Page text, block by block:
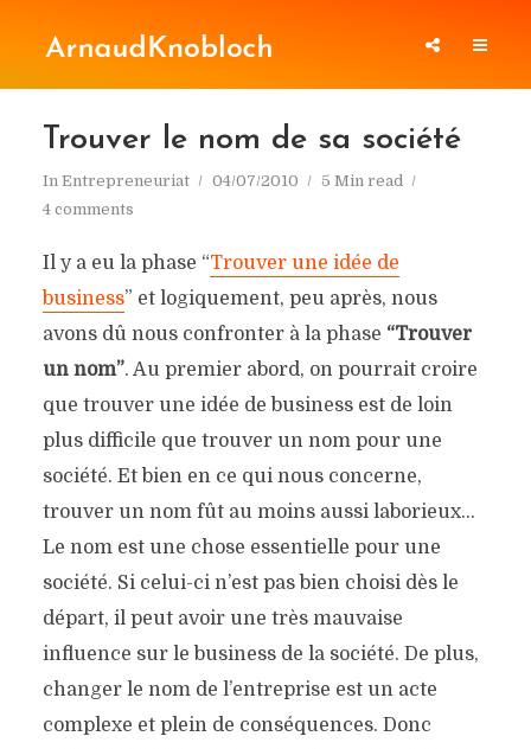
Trouver le nom de sa société
In Entrepreneuriat 04/07/2010
5 Min read
4 comments
Il y a eu la phase “Trouver une idée de
business” et logiquement, peu après, nous
avons dû nous confronter à la phase “Trouver
un nom”. Au premier abord, on pourrait croire
que trouver une idée de business est de loin
plus difficile que trouver un nom pour une
société. Et bien en ce qui nous concerne,
trouver un nom fût au moins aussi laborieux…
Le nom est une chose essentielle pour une
société. Si celui-ci n’est pas bien choisi dès le
départ, il peut avoir une très mauvaise
influence sur le business de la société. De plus,
changer le nom de l’entreprise est un acte
complexe et plein de conséquences. Donc